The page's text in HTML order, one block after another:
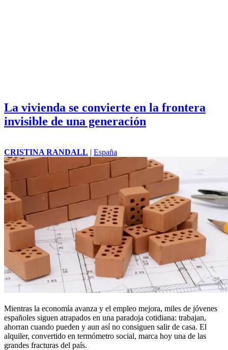
La vivienda se convierte en la frontera
invisible de una generación
CRISTINA RANDALL | España
Mientras la economía avanza y el empleo mejora, miles de jóvenes
españoles siguen atrapados en una paradoja cotidiana: trabajan,
ahorran cuando pueden y aun así no consiguen salir de casa. El
alquiler, convertido en termómetro social, marca hoy una de las
grandes fracturas del país.